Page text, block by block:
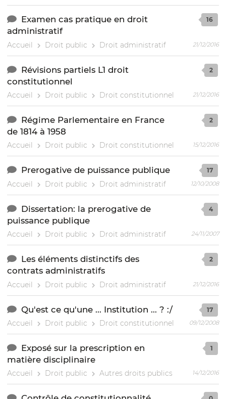
Examen cas pratique en droit
administratif
Accueil Droit public Droit administratif
16
21/12/2016
Révisions partiels L1 droit
constitutionnel
Accueil Droit public Droit constitutionnel
2
21/12/2016
Régime Parlementaire en France
de 1814 à 1958
Accueil Droit public Droit constitutionnel
2
15/12/2016
Prerogative de puissance publique
Accueil Droit public Droit administratif
17
12/10/2008
Dissertation: la prerogative de
puissance publique
Accueil Droit public Droit administratif
4
24/11/2007
Les éléments distinctifs des
contrats administratifs
Accueil Droit public Droit administratif
2
21/12/2016
Qu'est ce qu'une ... Institution ... ? :/
Accueil Droit public Droit constitutionnel
17
09/12/2008
Exposé sur la prescription en
matière disciplinaire
Accueil Droit public Autres droits publics
1
14/12/2016